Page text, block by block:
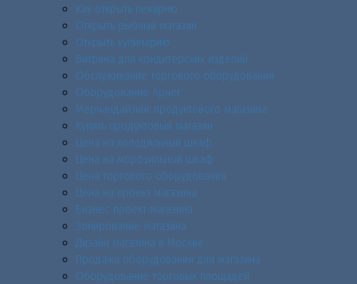
Как открыть пекарню
Открыть рыбный магазин
Открыть кулинарию
Витрина для кондитерских изделий
Обслуживание торгового оборудования
Оборудование Арнег
Мерчандайзинг продуктового магазина
Купить продуктовый магазин
Цена на холодильный шкаф
Цена на морозильный шкаф
Цена торгового оборудования
Цена на проект магазина
Бизнес проект магазина
Зонирование магазина
Дизайн магазина в Москве
Продажа оборудования для магазина
Оборудование торговых площадей